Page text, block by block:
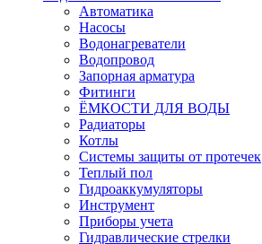
Автоматика
Насосы
Водонагреватели
Водопровод
Запорная арматура
Фитинги
ЁМКОСТИ ДЛЯ ВОДЫ
Радиаторы
Котлы
Системы защиты от протечек
Теплый пол
Гидроаккумуляторы
Инструмент
Приборы учета
Гидравлические стрелки